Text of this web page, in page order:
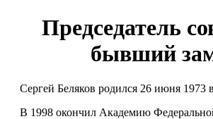
Председатель
бывший
Сергей Беляков родился 26 июня 1973
В 1998 окончил Академию